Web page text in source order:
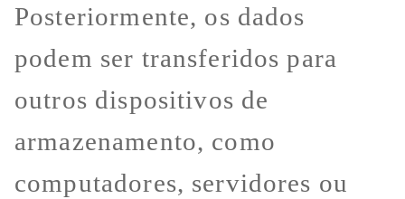
Posteriormente, os dados
podem ser transferidos para
outros dispositivos de
armazenamento, como
computadores, servidores ou